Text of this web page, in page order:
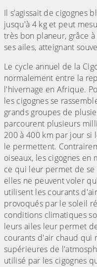
Il s’agissait de cigognes
jusqu'à 4 kg et peut
très bon planeur, grâce
ses ailes, atteignant
Le cycle annuel de la
normalement entre la
l'hivernage en Afrique.
les cigognes se
grands groupes de
parcourent plusieurs
200 à 400 km par jour
le permettent.
oiseaux, les cigognes en
ce qui leur permet de
elles ne peuvent voler
utilisent les courants
provoqués par le soleil
conditions climatiques
leurs ailes leur permet
courants d'air chaud qui
supérieures de
utilisé par les cigognes